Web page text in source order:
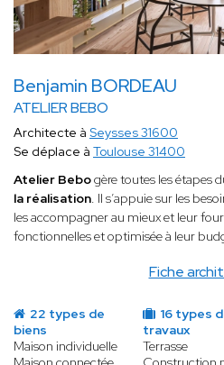
Benjamin BORDEAU
ATELIER BEBO
Fiche
Architecte à Seysses 31600
Se déplace à Toulouse 31400
Atelier Bebogère toutes les étapes
la réalisation. Il s’appuie sur les
les accompagner au mieux et leur
fonctionnelles et optimisée à leur
22 types de
biens
Maison individuelle
16 types
travaux
Terrasse